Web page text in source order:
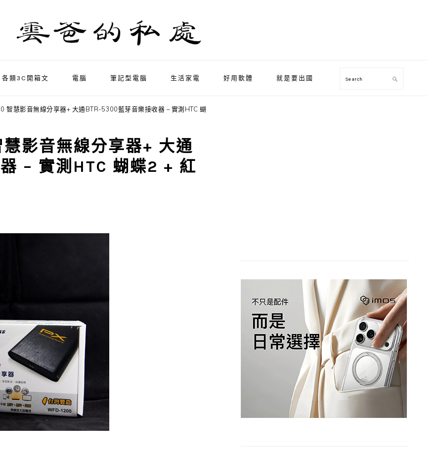
各類3C開箱文 電腦 筆記型電腦 生活家電 好用軟體 就是要出國 Search
智慧影音無線分享器+ 大通BTR-5300藍芽音樂接收器 – 實測HTC 蝴
影音無線分享器+ 大通
– 實測HTC 蝴蝶2 + 紅